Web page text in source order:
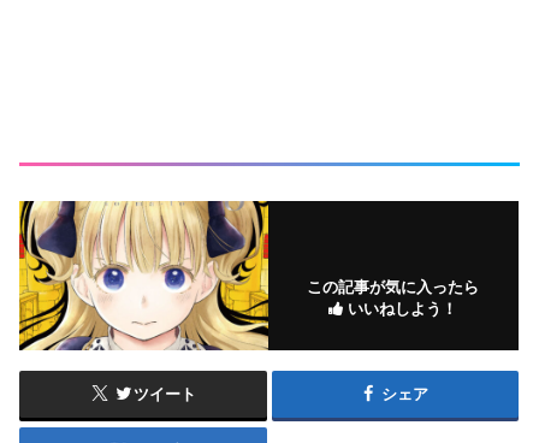
この記事が気に入ったら
いいねしよう！
ツイート シェア